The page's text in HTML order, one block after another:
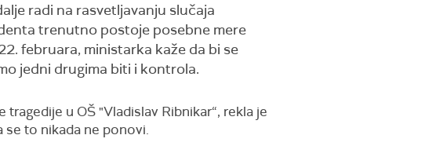
radi na rasvetljavanju slučaja
trenutno postoje posebne mere
februara, ministarka kaže da bi se
jedni drugima biti i kontrola.
u OŠ "Vladislav Ribnikar“, rekla je
se to nikada ne ponovi.